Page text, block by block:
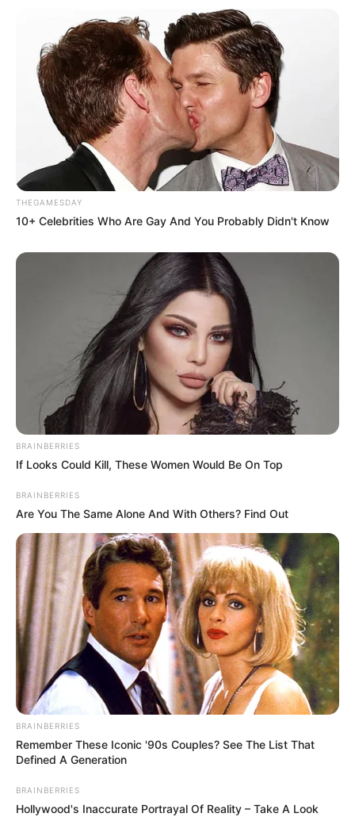
THEGAMESDAY
10+ Celebrities Who Are Gay And You Probably Didn't Know
BRAINBERRIES
If Looks Could Kill, These Women Would Be On Top
BRAINBERRIES
Are You The Same Alone And With Others? Find Out
BRAINBERRIES
Remember These Iconic '90s Couples? See The List That
Defined A Generation
BRAINBERRIES
Hollywood's Inaccurate Portrayal Of Reality – Take A Look